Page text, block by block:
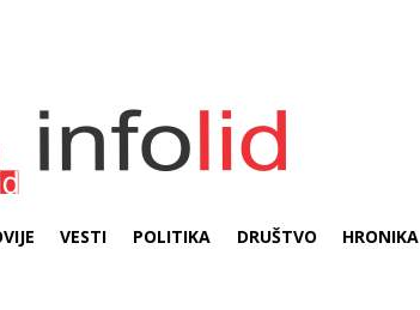
VESTI POLITIKA DRUŠTVO HRONIKA